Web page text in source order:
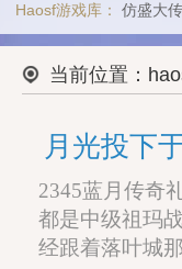
Haosf游戏库：
仿盛大传
当前位置：
月光投下
2345蓝月传奇
都是中级祖玛
经跟着落叶城